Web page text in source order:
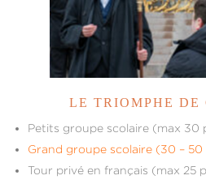
LE TRIOMPHE DE
Petits groupe scolaire (max 30
Grand groupe scolaire (30 – 50
Tour privé en français (max 25